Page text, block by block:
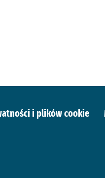
i plików cookie